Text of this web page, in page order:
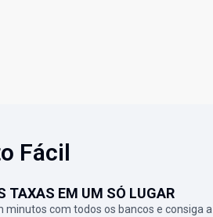
Fácil
TAXAS EM UM SÓ LUGAR
com todos os bancos e consiga a